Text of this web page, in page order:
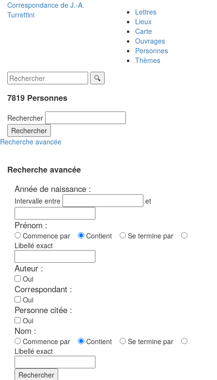
Correspondance de J.-A.
Turrettini
Lettres
Lieux
Carte
Ouvrages
Personnes
Thèmes
7819 Personnes
Rechercher
Rechercher
Recherche avancée
Recherche avancée
Année de naissance :
Intervalle entre et
Prénom :
Commence par Contient
Se termine par
Libellé exact
Auteur :
Oui
Correspondant :
Oui
Personne citée :
Oui
Nom :
Commence par Contient
Se termine par
Libellé exact
Rechercher